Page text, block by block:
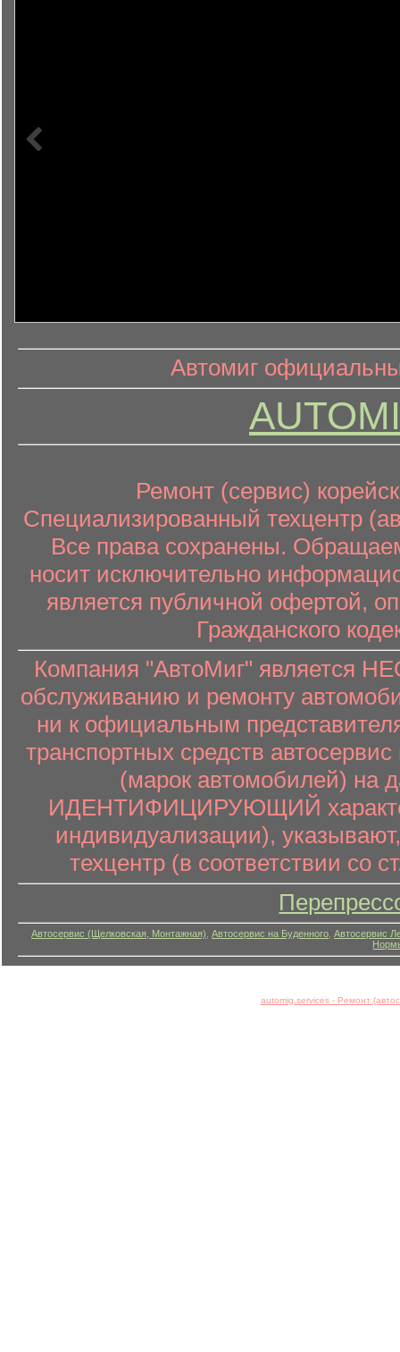
информационный контент
Автомиг
Ремонт (сервис)
Специализированный техцентр
Все права сохранены.
носит исключительно
является публичной офертой,
Гражданского
Компания "АвтоМиг" является
обслуживанию и ремонту
ни к официальным
транспортных средств
(марок автомобилей) на
ИДЕНТИФИЦИРУЮЩИЙ характер
индивидуализации),
техцентр (в соответствии со
Автосервис (Щелковская, Монтажная) Автосервис на Буденного Автосервис
automig.services - Ремонт